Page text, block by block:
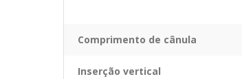
Comprimento de cânula
Inserção vertical